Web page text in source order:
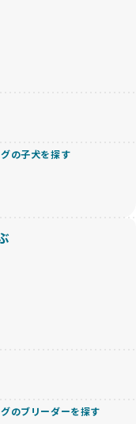
ています。
検査、食事や運動
育環境が整ってい
います。これによ
だけを厳選してい
準をクリアした優
けでなく、ワンち
有するブリーダー
ザーの皆さんに安
ーを書類審査、直
評価しています。
だけでなく、ブリ
しています。
子犬をお迎えいた
なくありません。
ックス犬の繁殖を
を理解し、飼い主
応じて安易にミッ
チワワ×ハスキー
ともあります。
ケージに閉じ込め
響を与える可能性
せを第一に考え、
直接飼い主に渡す
迎え先を自身で確
を整えるために直
販売するためにペ
の子犬を探す
のブリーダーを探す